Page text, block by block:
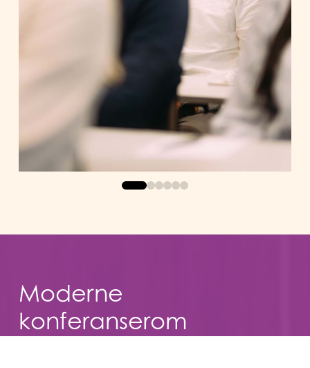
0 1 2 3 4 5
Moderne
konferanserom